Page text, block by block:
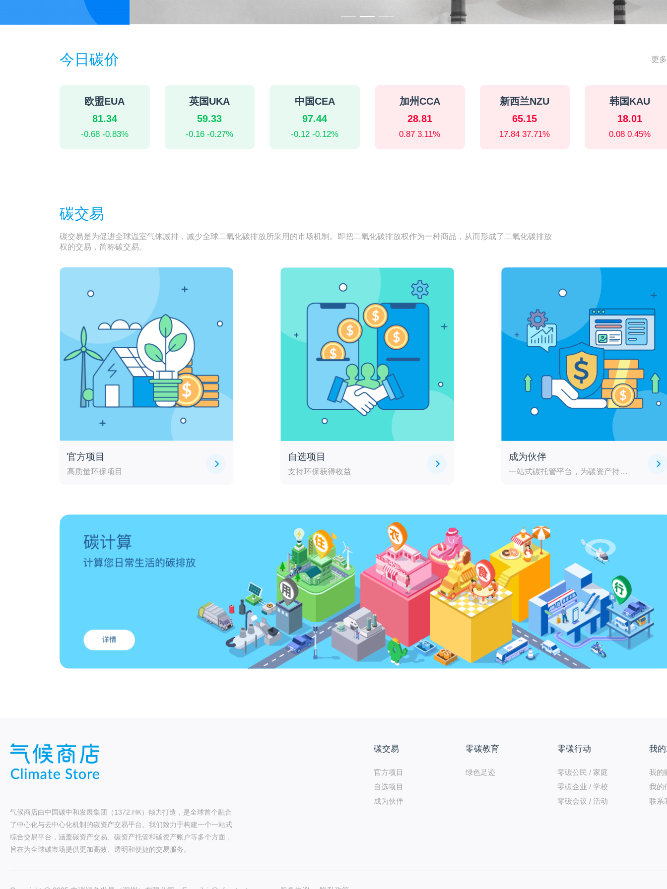
今日碳价 更多
欧盟EUA
81.34
-0.68 -0.83%
英国UKA
59.33
-0.16 -0.27%
中国CEA
97.44
-0.12 -0.12%
加州CCA
28.81
0.87 3.11%
新西兰NZU
65.15
17.84 37.71%
韩国KAU
18.01
0.08 0.45%
碳交易
碳交易是为促进全球温室气体减排，减少全球二氧化碳排放所采用的市场机制。即把二氧化碳排放权作为一种商品，从而形成了二氧化碳排放
权的交易，简称碳交易。
官方项目
高质量环保项目
自选项目
支持环保获得收益
成为伙伴
一站式碳托管平台，为碳资产持有方提供安全、可靠的托管服务。
气候商店由中国碳中和发展集团（1372.HK）倾力打造，是全球首个融合
了中心化与去中心化机制的碳资产交易平台。我们致力于构建一个一站式
综合交易平台，涵盖碳资产交易、碳资产托管和碳资产账户等多个方面，
旨在为全球碳市场提供更加高效、透明和便捷的交易服务。
碳交易
官方项目
自选项目
成为伙伴
零碳教育
绿色足迹
零碳行动
零碳公民 / 家庭
零碳企业 / 学校
零碳会议 / 活动
我
我的
我的
联系